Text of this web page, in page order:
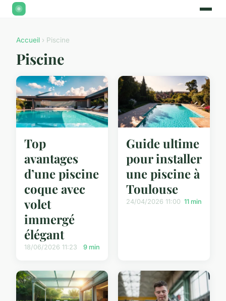
Accueil › Piscine
Piscine
Top
avantages
d’une piscine
coque avec
volet
immergé
élégant
18/06/2026 11:23 9 min
Guide ultime
pour installer
une piscine à
Toulouse
24/04/2026 11:00 11 min